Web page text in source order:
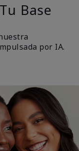
Base
por IA.